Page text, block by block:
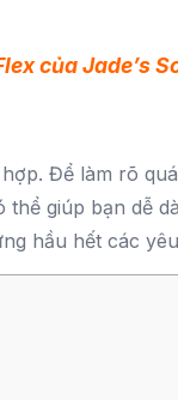
của Jade’s
Để làm rõ
giúp bạn dễ
hầu hết các